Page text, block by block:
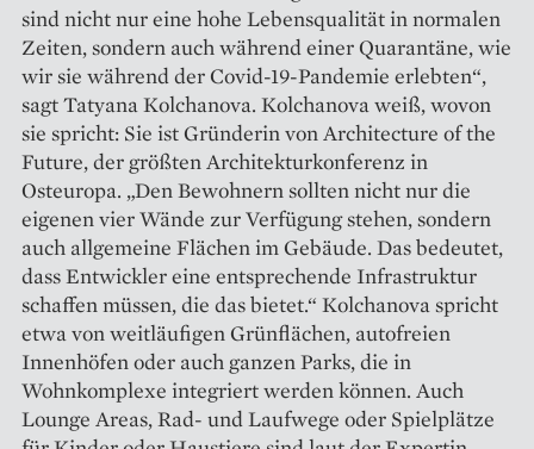
sind nicht nur eine hohe Lebensqualität in normalen
Zeiten, sondern auch während einer Quarantäne, wie
wir sie während der Covid-19-Pandemie erlebten“,
sagt Tatyana Kolchanova. Kolchanova weiß, wovon
sie spricht: Sie ist Gründerin von Architecture of the
Future, der größten Architekturkonferenz in
Osteuropa. „Den Bewohnern sollten nicht nur die
eigenen vier Wände zur Verfügung stehen, sondern
auch allgemeine Flächen im Gebäude. Das bedeutet,
dass Entwickler eine entsprechende Infrastruktur
schaffen müssen, die das bietet.“ Kolchanova spricht
etwa von weitläufigen Grünflächen, autofreien
Innenhöfen oder auch ganzen Parks, die in
Wohnkomplexe integriert werden können. Auch
Lounge Areas, Rad- und Laufwege oder Spielplätze